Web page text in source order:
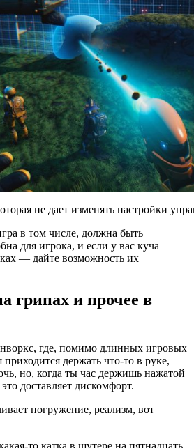
не дает изменять настройки
в том числе, должна быть
для игрока, и если у вас куча
— дайте возможность их
грипах и прочее в
где, помимо длинных игровых
держать что-то в руке,
но, когда ты час держишь нажатой
доставляет дискомфорт.
погружение, реализм, вот